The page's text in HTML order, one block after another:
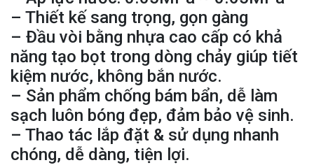
– Thiết kế sang trọng, gọn gàng
– Đầu vòi bằng nhựa cao cấp có khả
năng tạo bọt trong dòng chảy giúp tiết
kiệm nước, không bắn nước.
– Sản phẩm chống bám bẩn, dễ làm
sạch luôn bóng đẹp, đảm bảo vệ sinh.
– Thao tác lắp đặt & sử dụng nhanh
chóng, dễ dàng, tiện lợi.